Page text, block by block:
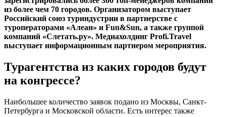
из более чем 70 городов. Организатором выступает
Российский союз туриндустрии в партнерстве с
туроператорами «Алеан» и Fun&Sun, а также группой
компаний «Слетать.ру». Медиахолдинг Profi.Travel
выступает информационным партнером мероприятия.
Турагентства из каких городов будут
на конгрессе?
Наибольшее количество заявок подано из Москвы, Санкт-
Петербурга и Московской области. Есть интерес также